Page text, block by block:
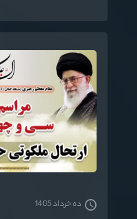
ده خرداد 1405